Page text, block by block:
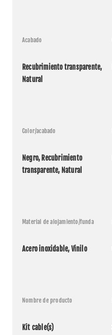
Acabado
Recubrimiento transparente,
Natural
Color/acabado
Negro, Recubrimiento
transparente, Natural
Material de alojamiento/funda
Acero inoxidable, Vinilo
Nombre de producto
Kit cable(s)